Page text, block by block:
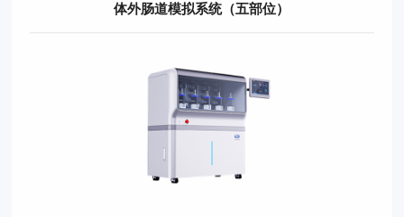
体外肠道模拟系统（五部位）